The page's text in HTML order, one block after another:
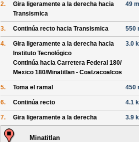
2.
Gira ligeramente a la derecha hacia
Transismica
49 m
3. Continúa recto hacia Transismica 550
4.
Gira ligeramente a la derecha hacia
Instituto Tecnológico
Continúa hacia Carretera Federal 180/
Mexico 180/Minatitlan - Coatzacoalcos
3.0
5. Toma el ramal 450
6. Continúa recto 4.1
7. Gira ligeramente a la derecha 3.9
Minatitlan